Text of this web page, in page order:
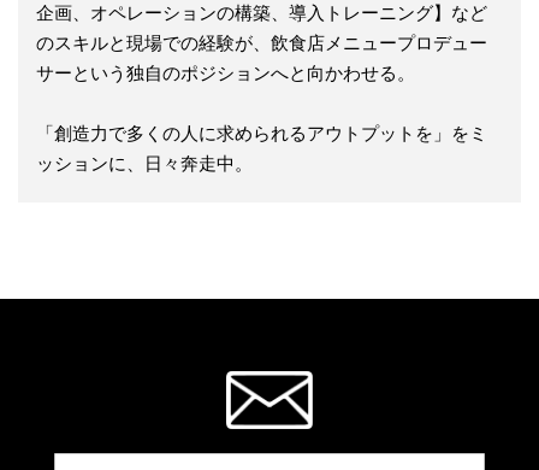
企画、オペレーションの構築、導入トレーニング】など
のスキルと現場での経験が、飲食店メニュープロデュー
サーという独自のポジションへと向かわせる。
「創造力で多くの人に求められるアウトプットを」をミ
ッションに、日々奔走中。